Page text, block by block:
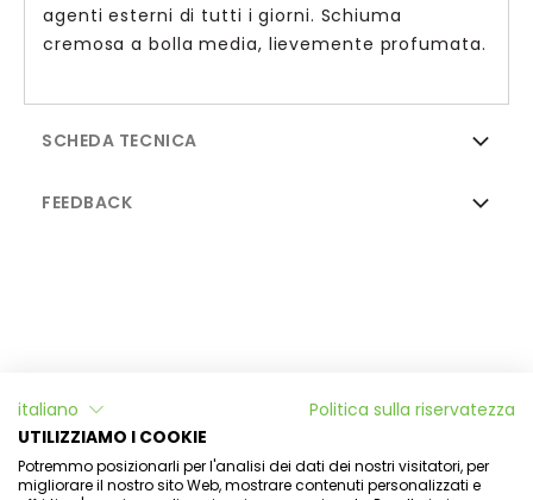
agenti esterni di tutti i giorni. Schiuma
cremosa a bolla media, lievemente profumata.
SCHEDA TECNICA
FEEDBACK
L'Officina di Aulina
Il mio account
italiano
Politica sulla riservatezza
UTILIZZIAMO I COOKIE
Potremmo posizionarli per l'analisi dei dati dei nostri visitatori, per
migliorare il nostro sito Web, mostrare contenuti personalizzati e